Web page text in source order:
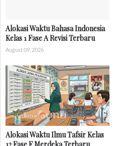
Alokasi Waktu Bahasa Indonesia
Kelas 1 Fase A Revisi Terbaru
August 09, 2026
Alokasi Waktu Ilmu Tafsir Kelas